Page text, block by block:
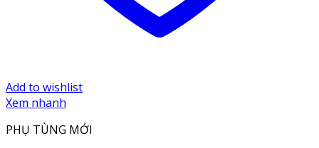
Add to wishlist
Xem nhanh
PHỤ TÙNG MỚI